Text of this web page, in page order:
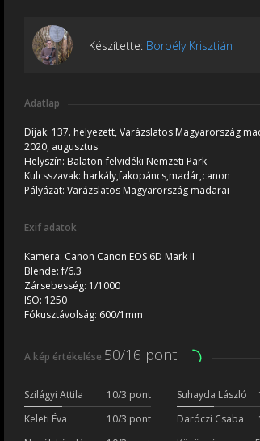
Készítette: Borbély Krisztián
Adatlap
Díjak: 137. helyezett, Varázslatos Magyarország
2020, augusztus
Helyszín: Balaton-felvidéki Nemzeti Park
Kulcsszavak: harkály,fakopáncs,madár,canon
Pályázat: Varázslatos Magyarország madarai
Exif adatok
Kamera: Canon Canon EOS 6D Mark II
Blende:f/6.3
Zársebesség: 1/1000
ISO: 1250
Fókusztávolság: 600/1mm
A kép értékelése 50/16 pont
Szilágyi Attila 10/3 pont Suhayda László
Keleti Éva
10/3 pont Daróczi Csaba